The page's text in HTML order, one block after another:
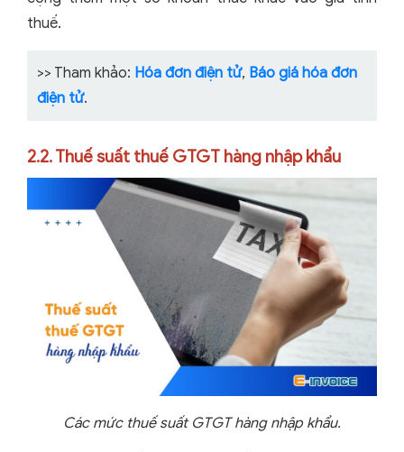
thuế.
>> Tham khảo: Hóa đơn điện tử, Báo giá hóa đơn
điện tử.
2.2. Thuế suất thuế GTGT hàng nhập khẩu
Các mức thuế suất GTGT hàng nhập khẩu.